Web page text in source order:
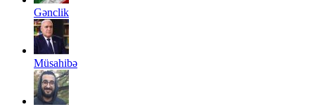
Gənclik
Müsahibə